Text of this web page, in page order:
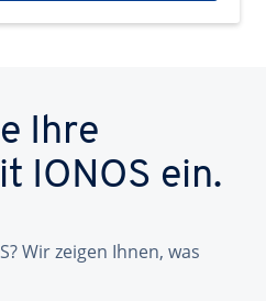
Ihre
IONOS ein.
Wir zeigen Ihnen, was